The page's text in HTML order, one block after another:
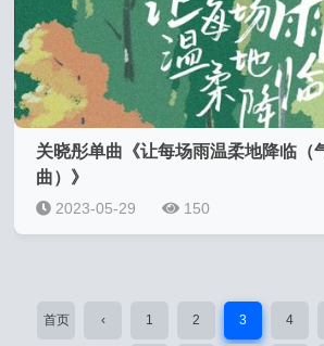
关晓彤单曲《让每场雨温柔地降临（
曲）》
2023-05-29 150
首页 ‹ 1 2 3 4